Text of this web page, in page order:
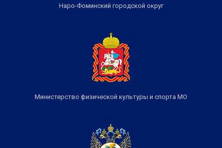
Наро-Фоминский городской округ
Министерство физической культуры и спорта МО